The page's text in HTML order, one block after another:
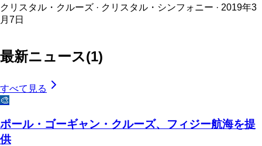
クリスタル・クルーズ · クリスタル・シンフォニー · 2019年3
月7日
最新ニュース(1)
すべて見る
🎨
ポール・ゴーギャン・クルーズ、フィジー航海を提
供